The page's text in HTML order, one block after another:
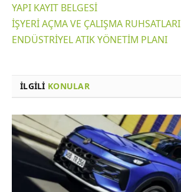
YAPI KAYIT BELGESİ
İŞYERİ AÇMA VE ÇALIŞMA RUHSATLARI
ENDÜSTRİYEL ATIK YÖNETİM PLANI
İLGILI KONULAR